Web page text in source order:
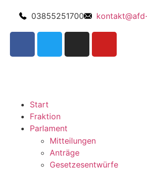
03855251700
Start
Fraktion
Parlament
Mitteilungen
Anträge
Gesetzesentwürfe